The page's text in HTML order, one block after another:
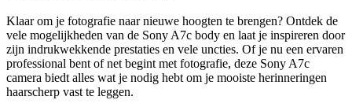
Klaar om je fotografie naar nieuwe hoogten te brengen? Ontdek de
vele mogelijkheden van de Sony A7c body en laat je inspireren door
zijn indrukwekkende prestaties en vele uncties. Of je nu een ervaren
professional bent of net begint met fotografie, deze Sony A7c
camera biedt alles wat je nodig hebt om je mooiste herinneringen
haarscherp vast te leggen.